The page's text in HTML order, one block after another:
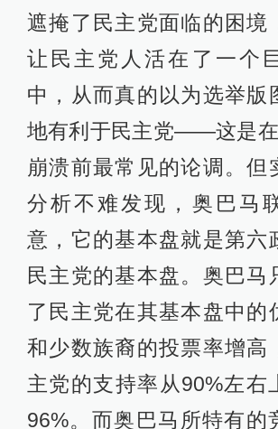
遮掩了民主党面临的困境
让民主党人活在了一个
中，从而真的以为选举版
地有利于民主党——这是
崩溃前最常见的论调。但
分析不难发现，奥巴马
意，它的基本盘就是第六
民主党的基本盘。奥巴马
了民主党在其基本盘中的
和少数族裔的投票率增高
主党的支持率从90%左右
96%。而奥巴马所特有的